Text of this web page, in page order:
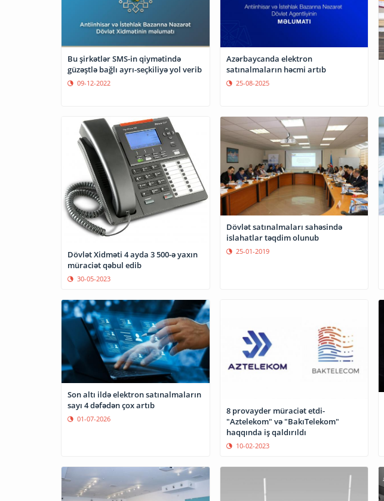
Bu şirkətlər SMS-in qiymətində
güzəştlə bağlı ayrı-seçkiliyə yol verib
09-12-2022
Azərbaycanda elektron
satınalmaların həcmi artıb
25-08-2025
Dövlət Xidməti 4 ayda 3 500-ə yaxın
müraciət qəbul edib
30-05-2023
Dövlət satınalmaları sahəsində
islahatlar təqdim olunub
25-01-2019
Son altı ildə elektron satınalmaların
sayı 4 dəfədən çox artıb
01-07-2026
8 provayder müraciət etdi-
"Aztelekom" və "BakıTelekom"
haqqında iş qaldırıldı
10-02-2023